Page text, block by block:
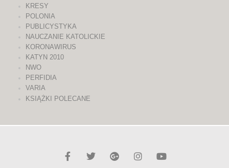
KRESY
POLONIA
PUBLICYSTYKA
NAUCZANIE KATOLICKIE
KORONAWIRUS
KATYN 2010
NWO
PERFIDIA
VARIA
KSIĄŻKI POLECANE